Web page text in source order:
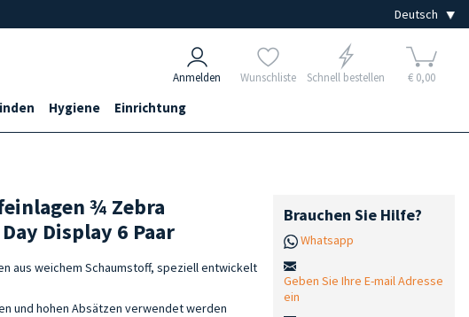
Anmelden Wunschliste Schnell bestellen € 0,00
Hygiene Einrichtung
¾ Zebra
Display 6 Paar
aus weichem Schaumstoff, speziell entwickelt
und hohen Absätzen verwendet werden
Brauchen Sie Hilfe?
Whatsapp
Geben Sie Ihre E-mail Adresse
ein